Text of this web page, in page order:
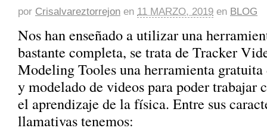
por Crisalvareztorrejon en 11 MARZO, 2019 en BLOG
Nos han enseñado a utilizar una
bastante completa, se trata de Tracker
Modeling Tooles una herramienta gratuita
y modelado de videos para poder trabajar
el aprendizaje de la física. Entre sus
llamativas tenemos: